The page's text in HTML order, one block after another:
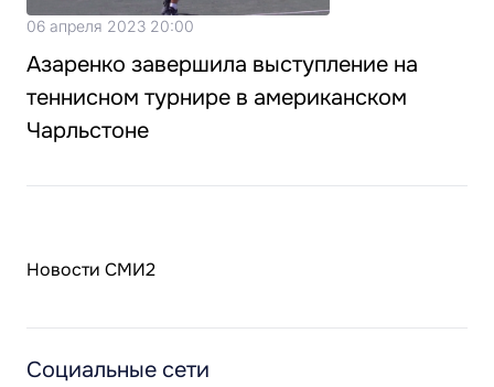
06 апреля 2023 20:00
Азаренко завершила выступление на
теннисном турнире в американском
Чарльстоне
Новости СМИ2
Социальные сети